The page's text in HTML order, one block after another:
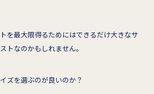
を最大限得るためにはできるだけ大きなサ
トなのかもしれません。
ズを選ぶのが良いのか？